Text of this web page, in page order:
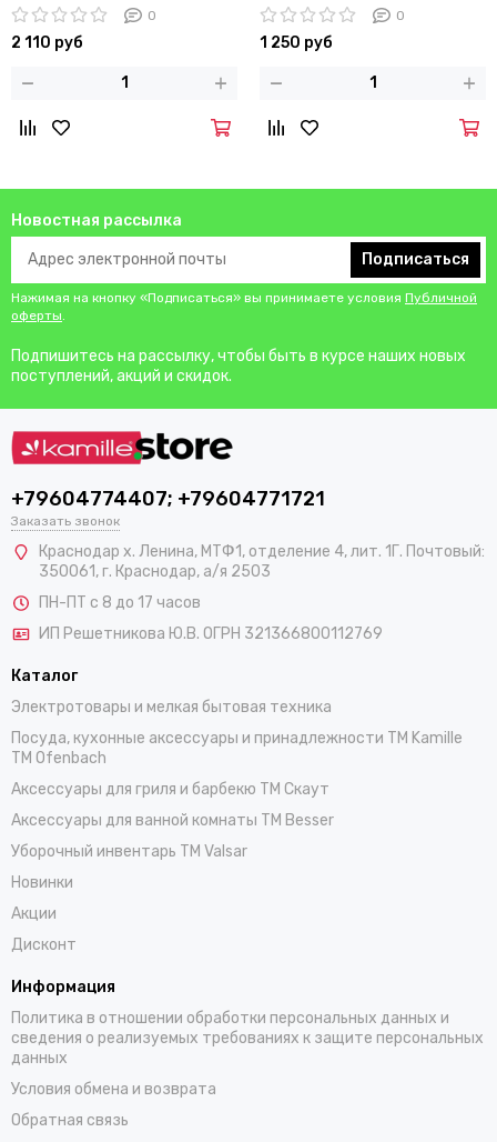
7017
0
2 110 руб
7019 с керамическими
жерновами
0
1 250 руб
Новостная рассылка
Подписаться
Нажимая на кнопку «Подписаться» вы принимаете условия Публичной
оферты.
Подпишитесь на рассылку, чтобы быть в курсе наших новых
поступлений, акций и скидок.
+79604774407; +79604771721
Заказать звонок
Краснодар х. Ленина, МТФ1, отделение 4, лит. 1Г. Почтовый:
350061, г. Краснодар, а/я 2503
ПН-ПТ с 8 до 17 часов
ИП Решетникова Ю.В. ОГРН 321366800112769
Каталог
Электротовары и мелкая бытовая техника
Посуда, кухонные аксессуары и принадлежности TM Kamille
TM Ofenbach
Аксессуары для гриля и барбекю TM Скаут
Аксессуары для ванной комнаты TM Besser
Уборочный инвентарь TM Valsar
Новинки
Акции
Дисконт
Информация
Политика в отношении обработки персональных данных и
сведения о реализуемых требованиях к защите персональных
данных
Условия обмена и возврата
Обратная связь